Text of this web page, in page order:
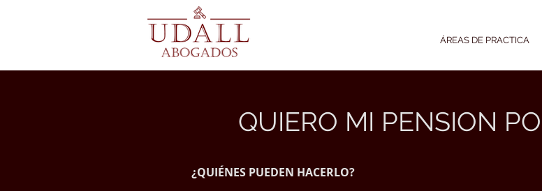
ÁREAS DE PRACTICA
QUIERO MI PENSION
¿QUIÉNES PUEDEN HACERLO?